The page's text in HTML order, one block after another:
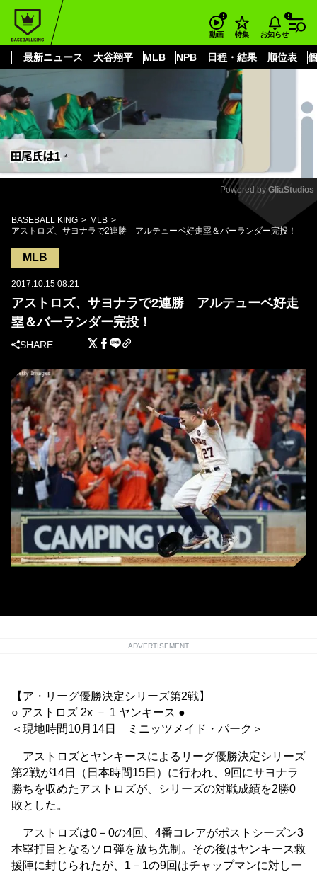
動画 特集 お知らせ
最新ニュース 大谷翔平 MLB NPB 日程・結果 順位表
もっと見る
Mute
Powered by GliaStudios
BASEBALL KING
MLB
アストロズ、サヨナラで2連勝 アルテューベ好走塁＆バーランダー完投！
MLB
2017.10.15 08:21
アストロズ、サヨナラで2連勝 アルテューベ好走
塁＆バーランダー完投！
SHARE
ADVERTISEMENT
【ア・リーグ優勝決定シリーズ第2戦】
○ アストロズ 2x － 1 ヤンキース ●
＜現地時間10月14日 ミニッツメイド・パーク＞
アストロズとヤンキースによるリーグ優勝決定シリーズ
第2戦が14日（日本時間15日）に行われ、9回にサヨナラ
勝ちを収めたアストロズが、シリーズの対戦成績を2勝0
敗とした。
アストロズは0－0の4回、4番コレアがポストシーズン3
本塁打目となるソロ弾を放ち先制。その後はヤンキース救
援陣に封じられたが、1－1の9回はチャップマンに対し一